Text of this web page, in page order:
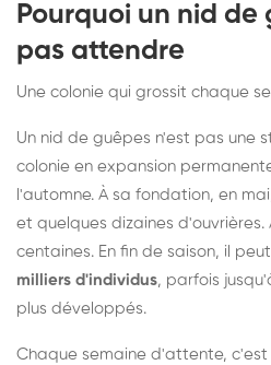
Pourquoi un nid de
pas attendre
Une colonie qui grossit chaque
Un nid de guêpes n'est pas une
colonie en expansion
l'automne. À sa fondation, en
et quelques dizaines
centaines. En fin de saison, il
milliers d'individus, parfois
plus développés.
Chaque semaine d'attente, c'est